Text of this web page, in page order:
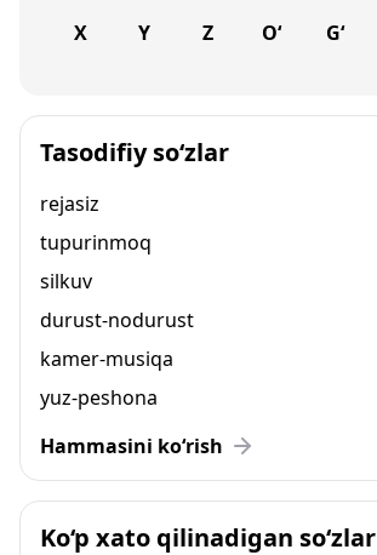
X Y Z O‘ G‘
Tasodifiy so‘zlar
rejasiz
tupurinmoq
silkuv
durust-nodurust
kamer-musiqa
yuz-peshona
Hammasini ko‘rish
Ko‘p xato qilinadigan so‘zlar